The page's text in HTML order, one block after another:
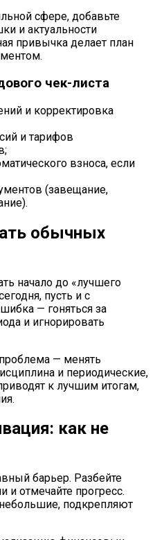
сфере, добавьте
и актуальности
привычка делает план
чек-листа
и корректировка
и тарифов
взноса, если
(завещание,
обычных
начало до «лучшего
пусть и с
— гоняться за
и игнорировать
— менять
и периодические,
к лучшим итогам,
как не
барьер. Разбейте
и отмечайте прогресс.
подкрепляют